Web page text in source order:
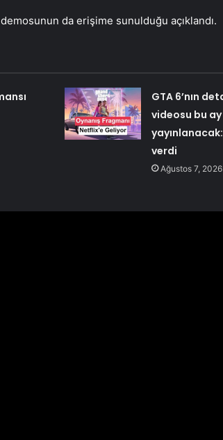
da erişime sunulduğu açıklandı.
GTA 6’nın
videosu bu
verdi
Ağustos 7, 2026